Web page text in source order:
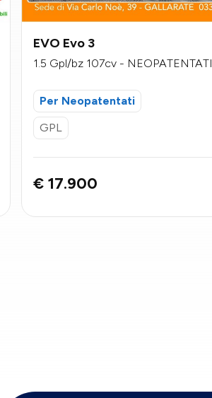
EVO Evo 3
1.5 Gpl/bz 107cv - NEOPATENTATI
Per Neopatentati
GPL
€ 17.900